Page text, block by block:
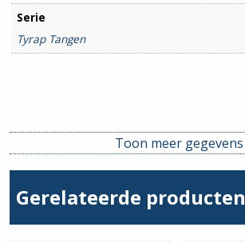
Serie
Tyrap Tangen
Toon meer gegevens
Gerelateerde producten